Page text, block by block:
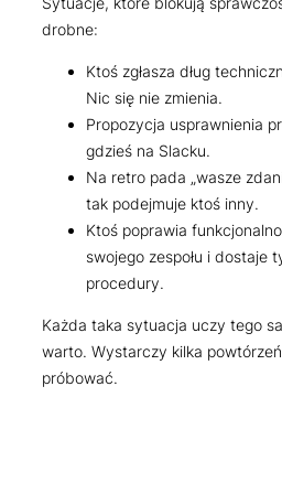
drobne:
Ktoś zgłasza dług
Nic się nie zmienia.
Propozycja usprawnienia
gdzieś na Slacku.
Na retro pada „wasze
tak podejmuje ktoś inny.
Ktoś poprawia
swojego zespołu i dostaje
procedury.
Każda taka sytuacja uczy tego
warto. Wystarczy kilka
próbować.